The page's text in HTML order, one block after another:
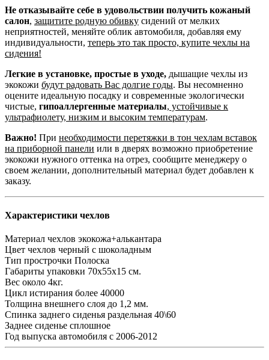
Не отказывайте себе в удовольствии получить кожаный
салон, защитите родную обивку сидений от мелких
неприятностей, меняйте облик автомобиля, добавляя ему
индивидуальности, теперь это так просто, купите чехлы на
сидения!
Легкие в установке, простые в уходе, дышащие чехлы из
экокожи будут радовать Вас долгие годы. Вы несомненно
оцените идеальную посадку и современные экологически
чистые, гипоаллергенные материалы, устойчивые к
ультрафиолету, низким и высоким температурам.
Важно! При необходимости перетяжки в тон чехлам вставок
на приборной панели или в дверях возможно приобретение
экокожи нужного оттенка на отрез, сообщите менеджеру о
своем желании, дополнительный материал будет добавлен к
заказу.
Характеристики чехлов
Материал чехлов экокожа+алькантара
Цвет чехлов черный с шоколадным
Тип прострочки Полоска
Габариты упаковки 70х55х15 см.
Вес около 4кг.
Цикл истирания более 40000
Толщина внешнего слоя до 1,2 мм.
Спинка заднего сиденья раздельная 40\60
Заднее сиденье сплошное
Год выпуска автомобиля с 2006-2012